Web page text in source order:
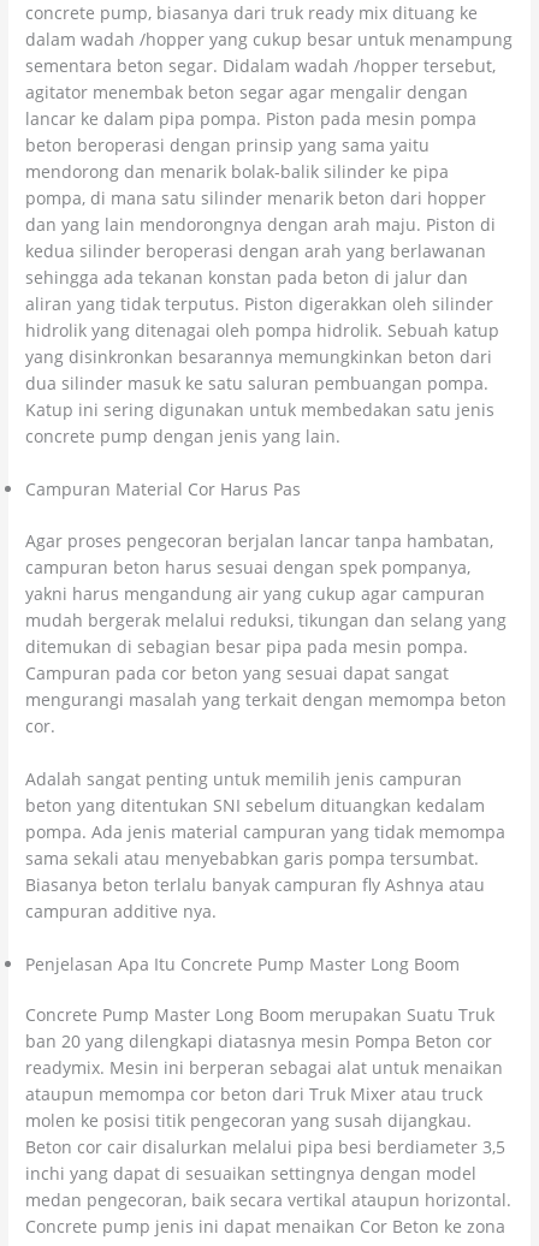
concrete pump, biasanya dari truk ready mix dituang ke
dalam wadah /hopper yang cukup besar untuk menampung
sementara beton segar. Didalam wadah /hopper tersebut,
agitator menembak beton segar agar mengalir dengan
lancar ke dalam pipa pompa. Piston pada mesin pompa
beton beroperasi dengan prinsip yang sama yaitu
mendorong dan menarik bolak-balik silinder ke pipa
pompa, di mana satu silinder menarik beton dari hopper
dan yang lain mendorongnya dengan arah maju. Piston di
kedua silinder beroperasi dengan arah yang berlawanan
sehingga ada tekanan konstan pada beton di jalur dan
aliran yang tidak terputus. Piston digerakkan oleh silinder
hidrolik yang ditenagai oleh pompa hidrolik. Sebuah katup
yang disinkronkan besarannya memungkinkan beton dari
dua silinder masuk ke satu saluran pembuangan pompa.
Katup ini sering digunakan untuk membedakan satu jenis
concrete pump dengan jenis yang lain.
Campuran Material Cor Harus Pas
Agar proses pengecoran berjalan lancar tanpa hambatan,
campuran beton harus sesuai dengan spek pompanya,
yakni harus mengandung air yang cukup agar campuran
mudah bergerak melalui reduksi, tikungan dan selang yang
ditemukan di sebagian besar pipa pada mesin pompa.
Campuran pada cor beton yang sesuai dapat sangat
mengurangi masalah yang terkait dengan memompa beton
cor.
Adalah sangat penting untuk memilih jenis campuran
beton yang ditentukan SNI sebelum dituangkan kedalam
pompa. Ada jenis material campuran yang tidak memompa
sama sekali atau menyebabkan garis pompa tersumbat.
Biasanya beton terlalu banyak campuran fly Ashnya atau
campuran additive nya.
Penjelasan Apa Itu Concrete Pump Master Long Boom
Concrete Pump Master Long Boom merupakan Suatu Truk
ban 20 yang dilengkapi diatasnya mesin Pompa Beton cor
readymix. Mesin ini berperan sebagai alat untuk menaikan
ataupun memompa cor beton dari Truk Mixer atau truck
molen ke posisi titik pengecoran yang susah dijangkau.
Beton cor cair disalurkan melalui pipa besi berdiameter 3,5
inchi yang dapat di sesuaikan settingnya dengan model
medan pengecoran, baik secara vertikal ataupun horizontal.
Concrete pump jenis ini dapat menaikan Cor Beton ke zona